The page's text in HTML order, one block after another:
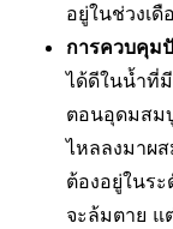
อยู่ในช่วงเ
การควบคุม
ได้ดีในน้ำที่
ตอนอุดมสม
ไหลลงมาผ
ต้องอยู่ในร
จะล้มตาย แ